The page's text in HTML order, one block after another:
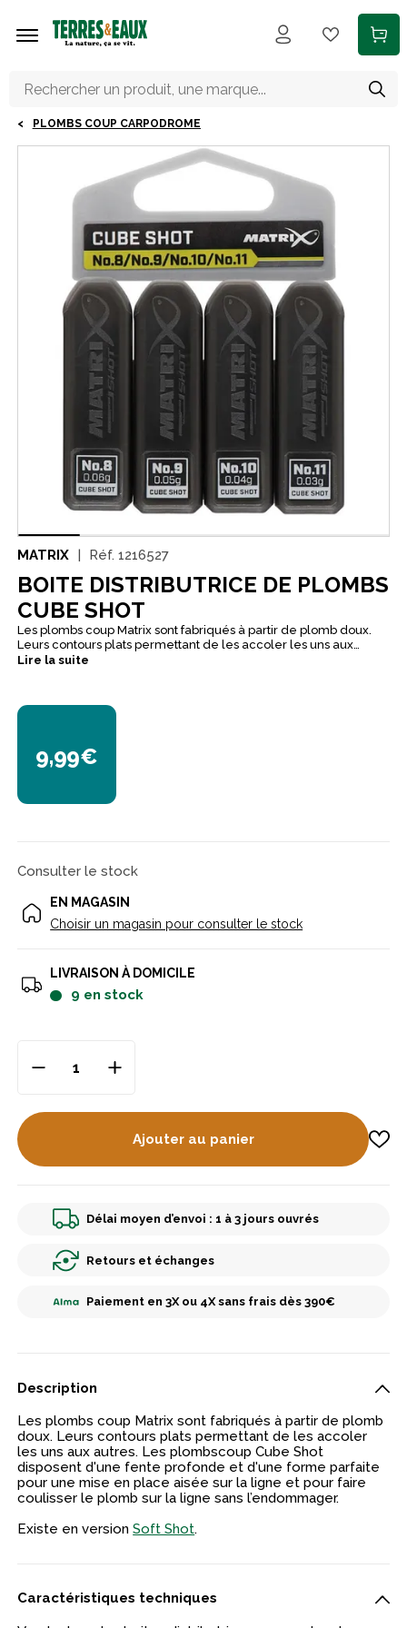
PLOMBS COUP CARPODROME
MATRIX Réf. 1216527
BOITE DISTRIBUTRICE DE PLOMBS
CUBE SHOT
Les plombs coup Matrix sont fabriqués à partir de plomb doux.
Leurs contours plats permettant de les accoler les uns aux
autres. Les plombscoup Cube Shot disposent d'une fente
Lire la suite
9,99€
Consulter le stock
EN MAGASIN
Choisir un magasin pour consulter le stock
LIVRAISON À DOMICILE
9 en stock
Ajouter au panier
Délai moyen d’envoi : 1 à 3 jours ouvrés
Retours et échanges
Paiement en 3X ou 4X sans frais dès 390€
Description
Les plombs coup Matrix sont fabriqués à partir de plomb
doux. Leurs contours plats permettant de les accoler
les uns aux autres. Les plombscoup Cube Shot
disposent d'une fente profonde et d'une forme parfaite
pour une mise en place aisée sur la ligne et pour faire
coulisser le plomb sur la ligne sans l’endommager.
Existe en versionSoft Shot.
Caractéristiques techniques